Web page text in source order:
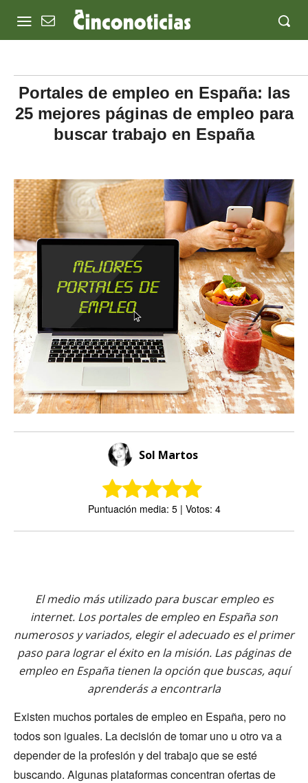
Portales de empleo en España: las
25 mejores páginas de empleo para
buscar trabajo en España
Sol Martos
Puntuación media: 5 | Votos: 4
El medio más utilizado para buscar empleo es
internet. Los portales de empleo en España son
numerosos y variados, elegir el adecuado es el primer
paso para lograr el éxito en la misión. Las páginas de
empleo en España tienen la opción que buscas, aquí
aprenderás a encontrarla
Existen muchos portales de empleo en España, pero no
todos son iguales. La decisión de tomar uno u otro va a
depender de la profesión y del trabajo que se esté
buscando. Algunas plataformas concentran ofertas de